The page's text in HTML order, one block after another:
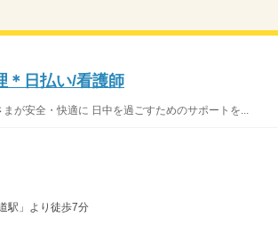
＊日払い/看護師
が安全・快適に 日中を過ごすためのサポートを...
駅」より徒歩7分